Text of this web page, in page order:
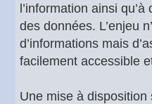
l’information ainsi
des données. L’enjeu
d’informations mais
facilement accessible
Une mise à disposition